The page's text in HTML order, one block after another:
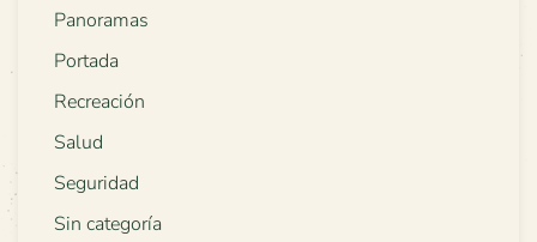
Panoramas
Portada
Recreación
Salud
Seguridad
Sin categoría